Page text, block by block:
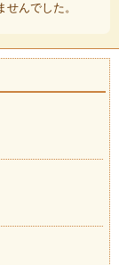
んでした。